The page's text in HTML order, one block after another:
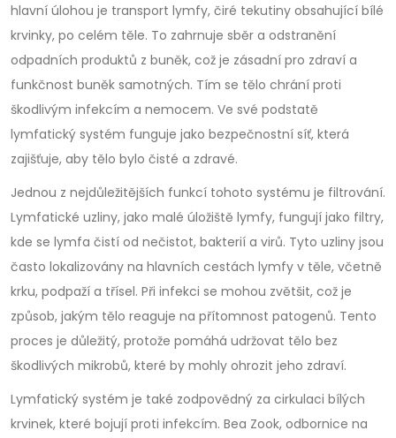
hlavní úlohou je transport lymfy, čiré tekutiny obsahující bílé
krvinky, po celém těle. To zahrnuje sběr a odstranění
odpadních produktů z buněk, což je zásadní pro zdraví a
funkčnost buněk samotných. Tím se tělo chrání proti
škodlivým infekcím a nemocem. Ve své podstatě
lymfatický systém funguje jako bezpečnostní síť, která
zajišťuje, aby tělo bylo čisté a zdravé.
Jednou z nejdůležitějších funkcí tohoto systému je filtrování.
Lymfatické uzliny, jako malé úložiště lymfy, fungují jako filtry,
kde se lymfa čistí od nečistot, bakterií a virů. Tyto uzliny jsou
často lokalizovány na hlavních cestách lymfy v těle, včetně
krku, podpaží a třísel. Při infekci se mohou zvětšit, což je
způsob, jakým tělo reaguje na přítomnost patogenů. Tento
proces je důležitý, protože pomáhá udržovat tělo bez
škodlivých mikrobů, které by mohly ohrozit jeho zdraví.
Lymfatický systém je také zodpovědný za cirkulaci bílých
krvinek, které bojují proti infekcím. Bea Zook, odbornice na